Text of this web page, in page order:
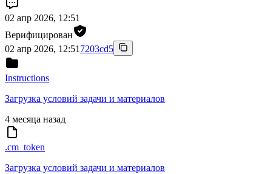
02 апр 2026, 12:51
Верифицирован
02 апр 2026, 12:51 7203cd5
Instructions
Загрузка условий задачи и материалов
4 месяца назад
.cm_token
Загрузка условий задачи и материалов